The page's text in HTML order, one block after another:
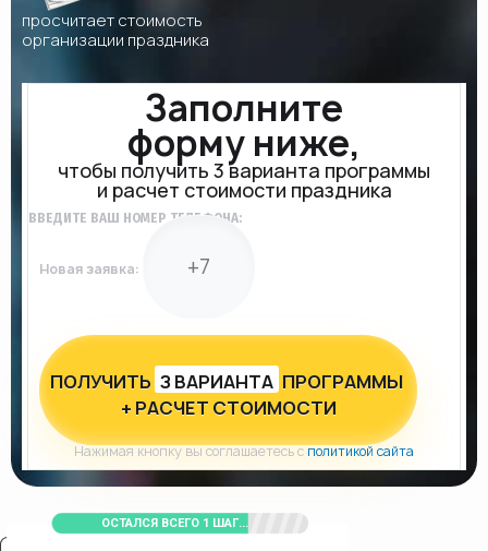
просчитает стоимость
организации праздника
Заполните
форму ниже,
чтобы получить 3 варианта программы
и расчет стоимости праздника
ВВЕДИТЕ ВАШ НОМЕР ТЕЛЕФОНА:
Новая заявка:
ПОЛУЧИТЬ З ВАРИАНТА ПРОГРАММЫ
+ РАСЧЕТ СТОИМОСТИ
Нажимая кнопку вы соглашаетесь сполитикой сайта
ОСТАЛСЯ ВСЕГО 1 ШАГ...